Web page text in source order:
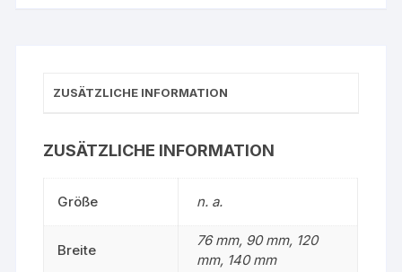
ZUSÄTZLICHE INFORMATION
ZUSÄTZLICHE INFORMATION
Größe n. a.
Breite
76 mm, 90 mm, 120
mm, 140 mm